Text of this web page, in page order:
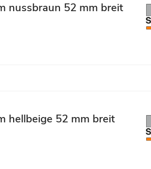
nussbraun 52 mm breit
hellbeige 52 mm breit